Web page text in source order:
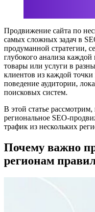
Продвижение сайта по
самых сложных задач в
продуманной стратегии,
глубокого анализа
товары или услуги в
клиентов из каждой
поведение аудитории,
поисковых систем.
В этой статье
региональное SEO-
трафик из нескольких
Почему важно
регионам